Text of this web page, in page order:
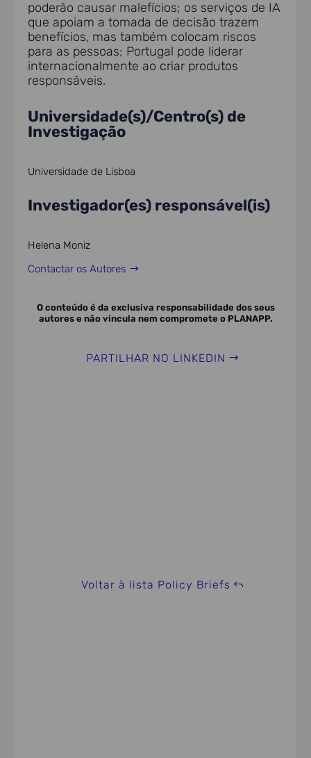
poderão causar malefícios; os serviços de IA
que apoiam a tomada de decisão trazem
benefícios, mas também colocam riscos
para as pessoas; Portugal pode liderar
internacionalmente ao criar produtos
responsáveis.
Universidade(s)/Centro(s) de
Investigação
Universidade de Lisboa
Investigador(es) responsável(is)
Helena Moniz
Contactar os Autores
O conteúdo é da exclusiva responsabilidade dos seus
autores e não vincula nem compromete o PLANAPP.
PARTILHAR NO LINKEDIN
Voltar à lista Policy Briefs